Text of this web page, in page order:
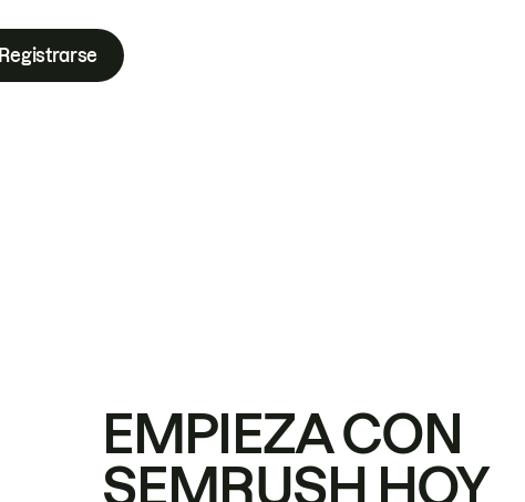
Registrarse
EMPIEZA CON
SEMRUSH HOY